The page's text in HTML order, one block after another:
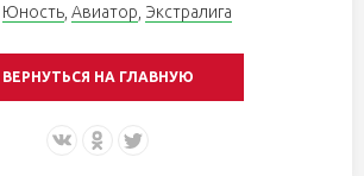
Юность Авиатор Экстралига
ВЕРНУТЬСЯ НА ГЛАВНУЮ